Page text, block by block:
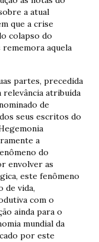
a atual
que a crise
colapso do
rememora aquela
partes, precedida
relevância atribuída
de
seus escritos do
a
do
envolver as
este fenômeno
de vida,
com o
ainda para o
mundial da
por este